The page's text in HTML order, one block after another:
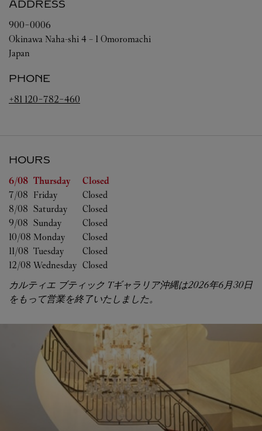
ADDRESS
900-0006
Okinawa Naha-shi 4 – 1 Omoromachi
Japan
PHONE
+81 120-782-460
HOURS
Day of the Week Hours
6/08 Thursday
Closed
7/08 Friday
Closed
8/08 Saturday
Closed
9/08 Sunday
Closed
10/08 Monday
Closed
11/08 Tuesday
Closed
12/08 Wednesday Closed
カルティエ ブティック Tギャラリア沖縄は2026年6月30日
をもって営業を終了いたしました。